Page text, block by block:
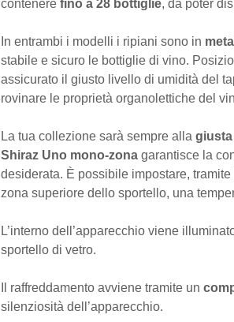
contenere fino a 28 bottiglie, da poter
In entrambi i modelli i ripiani sono in
stabile e sicuro le bottiglie di vino.
assicurato il giusto livello di umidità del
rovinare le proprietà organolettiche del
La tua collezione sarà sempre alla
Shiraz Uno mono-zona garantisce la
desiderata. È possibile impostare, tramite
zona superiore dello sportello, una
L’interno dell’apparecchio viene
sportello di vetro.
Il raffreddamento avviene tramite un
silenziosità dell’apparecchio.